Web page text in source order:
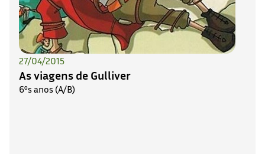
27/04/2015
As viagens de Gulliver
6ºs anos (A/B)